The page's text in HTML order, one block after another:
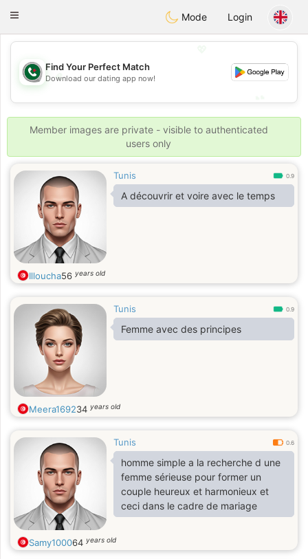
Weshrak
Toggle
Mode Login
💖
💕
Find Your Perfect Match
Download our dating app now!
Member images are private - visible to authenticated
users only
Tunis 0.9
A découvrir et voire avec le temps
Illoucha56 years old
Tunis 0.9
Femme avec des principes
Meera169234 years old
Tunis 0.6
homme simple a la recherche d une
femme sérieuse pour former un
couple heureux et harmonieux et
ceci dans le cadre de mariage
Samy100064 years old